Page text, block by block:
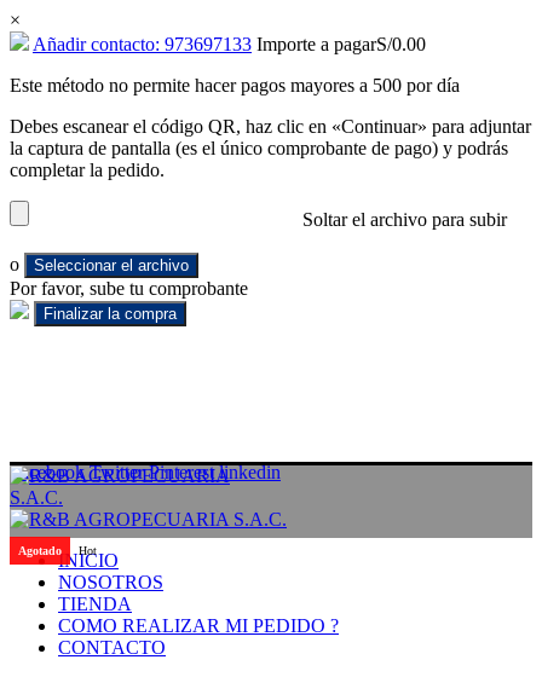
×
Añadir contacto: 973697133 Importe a pagarS/0.00
Este método no permite hacer pagos mayores a 500 por día
Debes escanear el código QR, haz clic en «Continuar» para adjuntar
la captura de pantalla (es el único comprobante de pago) y podrás
completar la pedido.
Soltar el archivo para subir
o Seleccionar el archivo
Por favor, sube tu comprobante
Facebook Twitter Pinterest linkedin
INICIO
NOSOTROS
TIENDA
COMO REALIZAR MI PEDIDO ?
CONTACTO
Agotado Hot